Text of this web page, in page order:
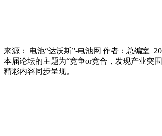
来源： 电池“达沃斯”-电池网 作者： 总编室
本届论坛的主题为“竞争or竞合，发现产业突
精彩内容同步呈现。